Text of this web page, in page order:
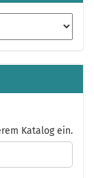
Katalog ein.